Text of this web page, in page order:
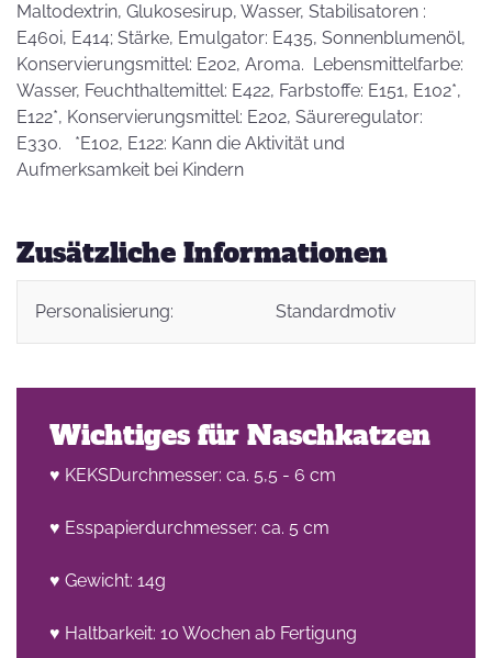
Maltodextrin, Glukosesirup, Wasser, Stabilisatoren :
E460i, E414; Stärke, Emulgator: E435, Sonnenblumenöl,
Konservierungsmittel: E202, Aroma. Lebensmittelfarbe:
Wasser, Feuchthaltemittel: E422, Farbstoffe: E151, E102*,
E122*, Konservierungsmittel: E202, Säureregulator:
E330. *E102, E122: Kann die Aktivität und
Aufmerksamkeit bei Kindern
Zusätzliche Informationen
Personalisierung: Standardmotiv
Wichtiges für Naschkatzen
♥ KEKSDurchmesser: ca. 5,5 - 6 cm
♥ Esspapierdurchmesser: ca. 5 cm
♥ Gewicht: 14g
♥ Haltbarkeit: 10 Wochen ab Fertigung